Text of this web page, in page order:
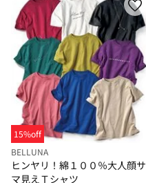
15%off
BELLUNA
ヒンヤリ！綿１００％大人顔サ
マ見えＴシャツ